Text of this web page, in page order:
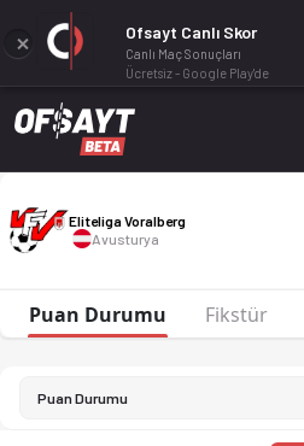
Eliteliga Voralberg 25-26
Eliteliga Voralberg
Avusturya
Puan Durumu Fikstür
Puan Durumu
Ofsayt Canlı Skor
Canlı Maç Sonuçları
Ücretsiz - Google Play'de